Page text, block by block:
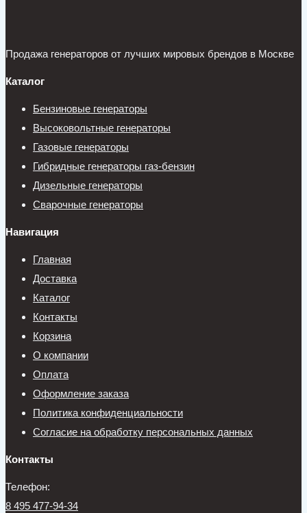
Продажа генераторов от лучших мировых брендов в Москве
Каталог
Бензиновые генераторы
Высоковольтные генераторы
Газовые генераторы
Гибридные генераторы газ-бензин
Дизельные генераторы
Сварочные генераторы
Навигация
Главная
Доставка
Каталог
Контакты
Корзина
О компании
Оплата
Оформление заказа
Политика конфиденциальности
Согласие на обработку персональных данных
Контакты
Телефон:
8 495 477-94-34